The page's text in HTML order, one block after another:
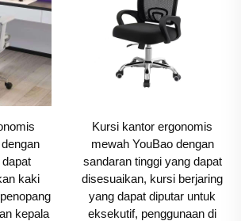
kaki
kepala
Kursi kantor ergonomis
mewah YouBao dengan
sandaran tinggi yang dapat
disesuaikan, kursi berjaring
yang dapat diputar untuk
eksekutif, penggunaan di